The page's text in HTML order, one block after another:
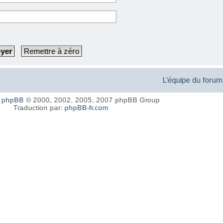
L’équipe du forum
phpBB © 2000, 2002, 2005, 2007 phpBB Group
Traduction par: phpBB-fr.com